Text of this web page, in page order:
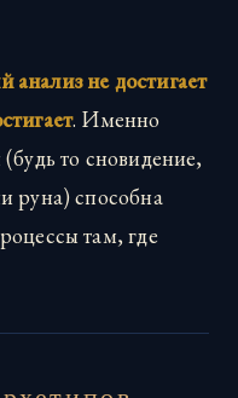
анализ не достигает
. Именно
то сновидение,
руна) способна
там, где